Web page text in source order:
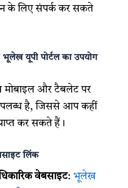
के लिए संपर्क कर सकते
भूलेख यूपी पोर्टल का उपयोग
मोबाइल और टैबलेट पर
है, जिससे आप कहीं
कर सकते हैं।
लिंक
वेबसाइट: भूलेख